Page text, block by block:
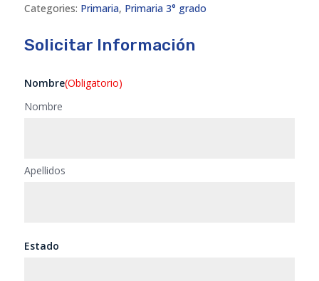
Categories: Primaria, Primaria 3° grado
Solicitar Información
Nombre(Obligatorio)
Nombre
Apellidos
Estado